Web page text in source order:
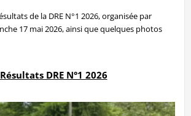
de la DRE N°1 2026, organisée par
17 mai 2026, ainsi que quelques photos
Résultats DRE N°1 2026